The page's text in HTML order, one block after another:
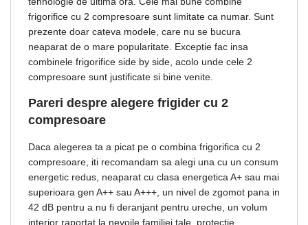
frigorifice cu 2 compresoare sunt limitate ca numar. Sunt
prezente doar cateva modele, care nu se bucura
neaparat de o mare popularitate. Exceptie fac insa
combinele frigorifice side by side, acolo unde cele 2
compresoare sunt justificate si bine venite.
Pareri despre alegere frigider cu 2
compresoare
Daca alegerea ta a picat pe o combina frigorifica cu 2
compresoare, iti recomandam sa alegi una cu un consum
energetic redus, neaparat cu clasa energetica A+ sau mai
superioara gen A++ sau A+++, un nivel de zgomot pana in
42 dB pentru a nu fi deranjant pentru ureche, un volum
interior raportat la nevoile familiei tale, protectie